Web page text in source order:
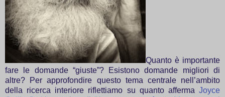
Quanto è importante
fare le domande “giuste”? Esistono domande migliori di
altre? Per approfondire questo tema centrale nell’ambito
della ricerca interiore riflettiamo su quanto afferma Joyce